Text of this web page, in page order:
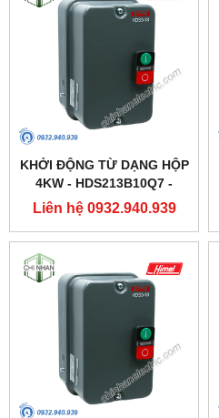
KHỞI ĐỘNG TỪ DẠNG HỘP
4KW - HDS213B10Q7 -
HIMEL
Liên hệ 0932.940.939